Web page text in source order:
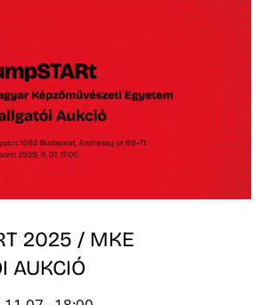
2025 / MKE
AUKCIÓ